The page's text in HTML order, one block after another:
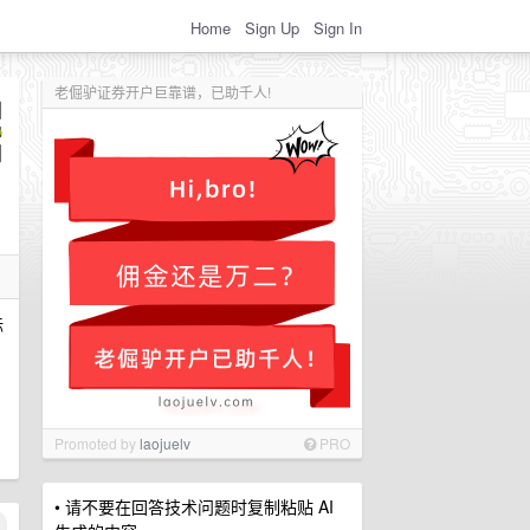
Home Sign Up Sign In
老倔驴证券开户巨靠谱，已助千人!
Promoted bylaojuelv PRO
• 请不要在回答技术问题时复制粘贴 AI